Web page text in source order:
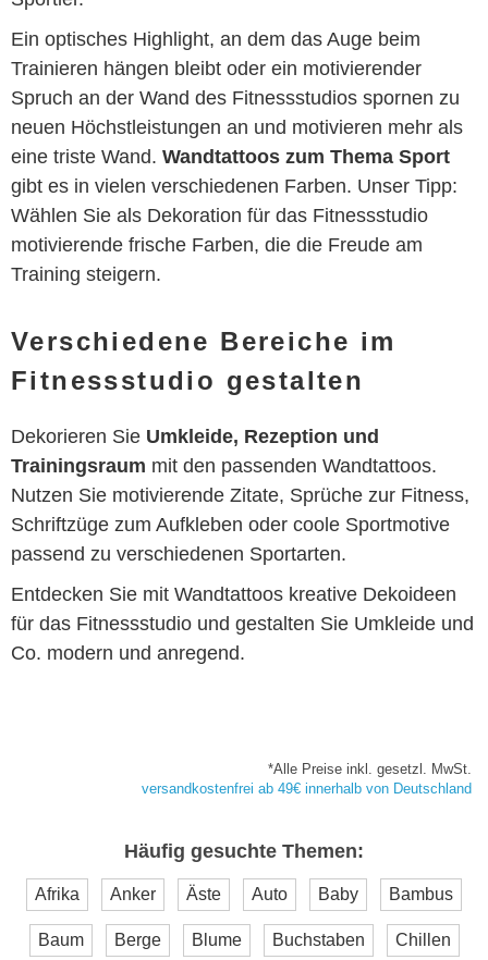
Ein optisches Highlight, an dem das Auge beim
Trainieren hängen bleibt oder ein motivierender
Spruch an der Wand des Fitnessstudios spornen zu
neuen Höchstleistungen an und motivieren mehr als
eine triste Wand. Wandtattoos zum Thema Sport
gibt es in vielen verschiedenen Farben. Unser Tipp:
Wählen Sie als Dekoration für das Fitnessstudio
motivierende frische Farben, die die Freude am
Training steigern.
Verschiedene Bereiche im
Fitnessstudio gestalten
Dekorieren Sie Umkleide, Rezeption und
Trainingsraum mit den passenden Wandtattoos.
Nutzen Sie motivierende Zitate, Sprüche zur Fitness,
Schriftzüge zum Aufkleben oder coole Sportmotive
passend zu verschiedenen Sportarten.
Entdecken Sie mit Wandtattoos kreative Dekoideen
für das Fitnessstudio und gestalten Sie Umkleide und
Co. modern und anregend.
*Alle Preise inkl. gesetzl. MwSt.
versandkostenfrei ab 49€ innerhalb von Deutschland
Häufig gesuchte Themen:
Afrika Anker Äste Auto Baby Bambus
Baum Berge Blume Buchstaben Chillen